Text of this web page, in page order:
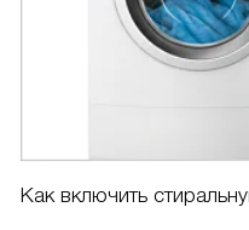
Как включить